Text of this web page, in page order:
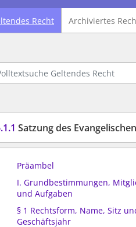
Recht Archiviertes
Geltendes Recht
Satzung des Evangelischen
Präambel
I. Grundbestimmungen,
und Aufgaben
§ 1 Rechtsform, Name, Sitz
Geschäftsjahr